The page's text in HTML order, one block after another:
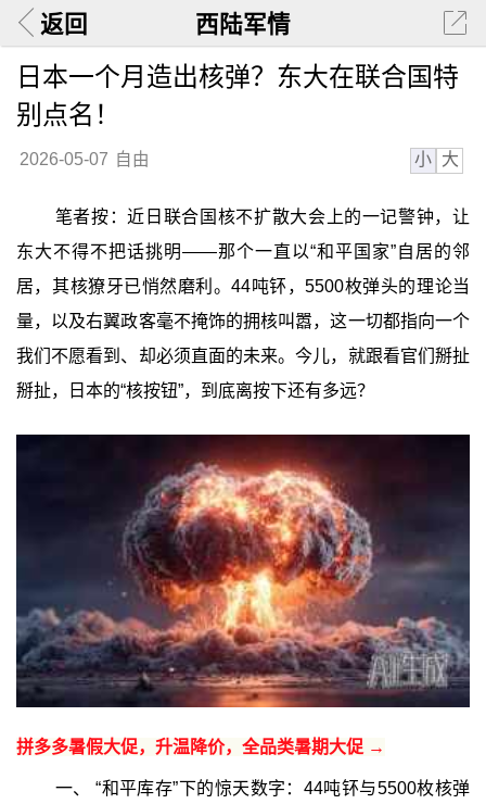
返回 西陆军情
日本一个月造出核弹？东大在联合国特
别点名！
2026-05-07 自由 小 大
笔者按：近日联合国核不扩散大会上的一记警钟，让
东大不得不把话挑明——那个一直以“和平国家”自居的邻
居，其核獠牙已悄然磨利。44吨钚，5500枚弹头的理论当
量，以及右翼政客毫不掩饰的拥核叫嚣，这一切都指向一个
我们不愿看到、却必须直面的未来。今儿，就跟看官们掰扯
掰扯，日本的“核按钮”，到底离按下还有多远？
拼多多暑假大促，升温降价，全品类暑期大促 →
一、 “和平库存”下的惊天数字：44吨钚与5500枚核弹